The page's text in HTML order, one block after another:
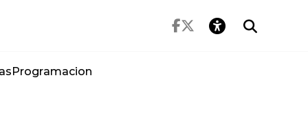
Programacion